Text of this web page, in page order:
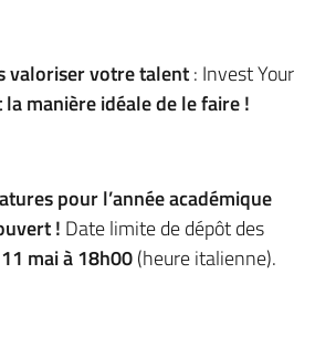
valoriser votre talent: Invest Your
la manière idéale de le faire !
pour l’année académique
! Date limite de dépôt des
11 mai à 18h00(heure italienne).